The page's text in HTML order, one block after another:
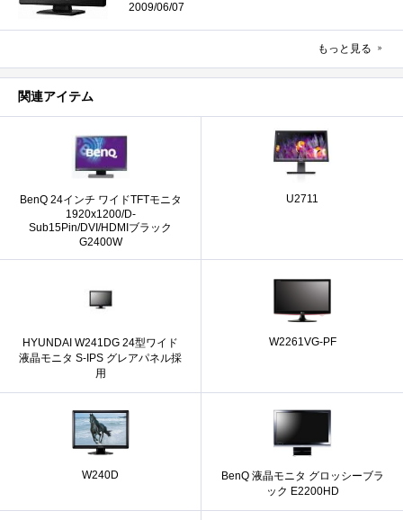
2009/06/07
もっと見る
関連アイテム
BenQ 24インチ ワイドTFTモニタ
1920x1200/D-
Sub15Pin/DVI/HDMIブラック
G2400W
U2711
HYUNDAI W241DG 24型ワイド
液晶モニタ S-IPS グレアパネル採
用
W2261VG-PF
W240D
BenQ 液晶モニタ グロッシーブラ
ック E2200HD